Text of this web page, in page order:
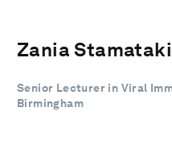
Zania Stamataki
Senior Lecturer in Viral
Birmingham